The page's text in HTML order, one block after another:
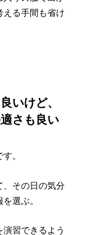
える手間も省け
いけど、
さも良い
。
、その日の気分
選ぶ。
習できるよう